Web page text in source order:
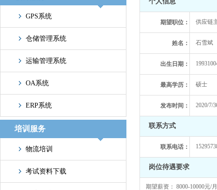
GPS系统
仓储管理系统
运输管理系统
OA系统
ERP系统
培训服务
物流培训
考试资料下载
期望职位： 供应链
姓名： 石雪斌
出生日期：
最高学历： 硕士
发布时间： 2020/7/
联系方式
联系电话：
岗位待遇要求
期望薪资： 8000-10000元/月